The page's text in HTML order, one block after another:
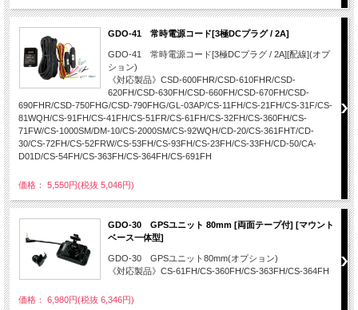
GDO-41 常時電源コード[3極DCプラグ / 2A]
GDO-41 常時電源コード[3極DCプラグ / 2A][配線](オプ
ション)
《対応製品》CSD-600FHR/CSD-610FHR/CSD-
620FH/CSD-630FH/CSD-660FH/CSD-670FH/CSD-
690FHR/CSD-750FHG/CSD-790FHG/GL-03AP/CS-11FH/CS-21FH/CS-31F/CS-
81WQH/CS-91FH/CS-41FH/CS-51FR/CS-61FH/CS-32FH/CS-360FH/CS-
71FW/CS-1000SM/DM-10/CS-2000SM/CS-92WQH/CD-20/CS-361FHT/CD-
30/CS-72FH/CS-52FRW/CS-53FH/CS-93FH/CS-23FH/CS-33FH/CD-50/CA-
D01D/CS-54FH/CS-363FH/CS-364FH/CS-691FH
価格： 5,550円(税抜 5,046円)
GDO-30 GPSユニット 80mm [両面テープ付] [マウント
ベース一体型]
GDO-30 GPSユニット80mm(オプション)
《対応製品》CS-61FH/CS-360FH/CS-363FH/CS-364FH
価格： 6,980円(税抜 6,346円)